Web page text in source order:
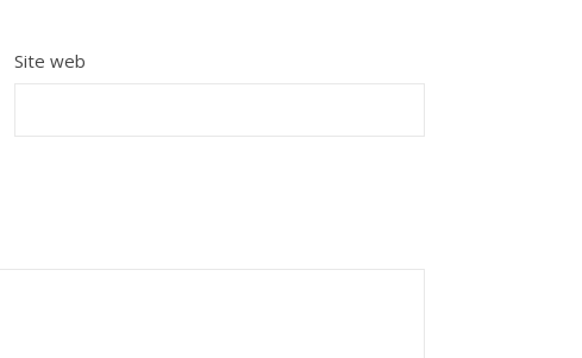
Site web